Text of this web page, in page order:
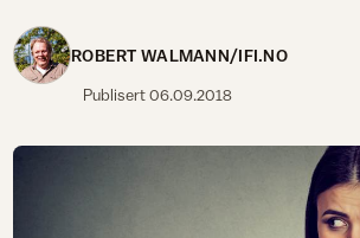
ROBERT WALMANN/IFI.NO
Publisert06.09.2018